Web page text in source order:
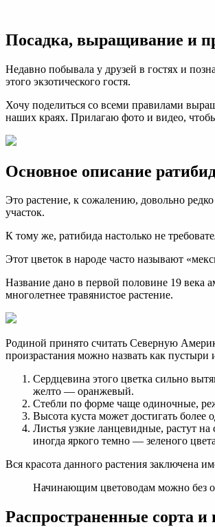
Посадка, выращивание и
Недавно побывала у друзей в гостях и
этого экзотического гостя.
Хочу поделиться со всеми правилами
наших краях. Прилагаю фото и видео,
Основное описание
Это растение, к сожалению, довольно
участок.
К тому же, ратибида настолько не
Этот цветок в народе часто называют
Название дано в первой половине 19
многолетнее травянистое растение.
Родиной принято считать Северную
произрастания можно назвать как пустыри
Сердцевина этого цветка сильно
желто — оранжевый.
Стебли по форме чаще одиночные,
Высота куста может достигать более
Листья узкие ланцевидные, растут
иногда яркого темно — зеленого
Вся красота данного растения заключена
Начинающим цветоводам можно без
Распространенные сорта и